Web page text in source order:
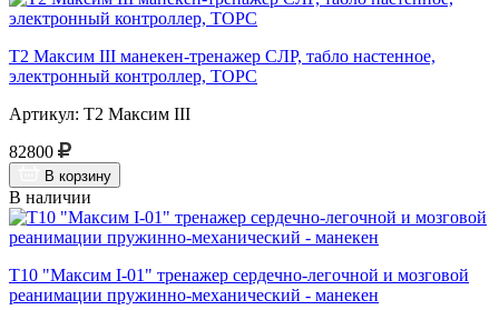
Т2 Максим III манекен-тренажер СЛР, табло настенное,
электронный контроллер, ТОРС
Артикул: Т2 Максим III
82800
В корзину
В наличии
Т10 "Максим I-01" тренажер сердечно-легочной и мозговой
реанимации пружинно-механический - манекен